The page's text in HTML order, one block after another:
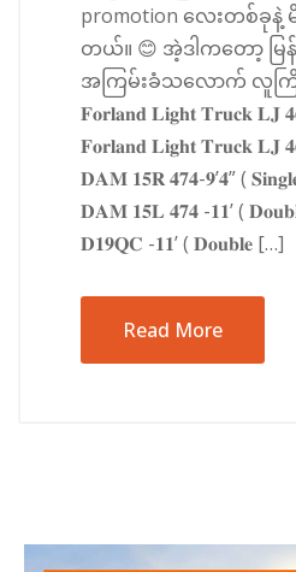
promotion လေးတစ်ခုနဲ့
တယ်။ 😊 အဲ့ဒါကတော့ မြန်
အကြမ်းခံသလောက် လူက
𝐅𝐨𝐫𝐥𝐚𝐧𝐝 𝐋𝐢𝐠𝐡𝐭 𝐓𝐫𝐮𝐜𝐤 𝐋𝐉
𝐅𝐨𝐫𝐥𝐚𝐧𝐝 𝐋𝐢𝐠𝐡𝐭 𝐓𝐫𝐮𝐜𝐤 𝐋𝐉
𝐃𝐀𝐌 𝟏𝟓𝐑 𝟒𝟕𝟒-𝟗’𝟒” (
𝐃𝐀𝐌 𝟏𝟓𝐋 𝟒𝟕𝟒 -𝟏𝟏’ (
𝐃𝟏𝟗𝐐𝐂 -𝟏𝟏’ ( 𝐃𝐨𝐮𝐛𝐥𝐞 […]
Read More